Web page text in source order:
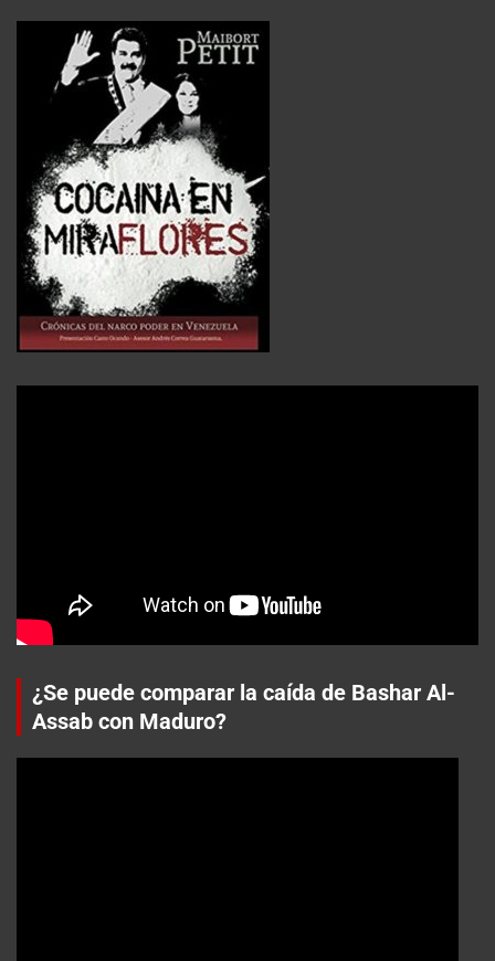
¿Se puede comparar la caída de Bashar Al-
Assab con Maduro?